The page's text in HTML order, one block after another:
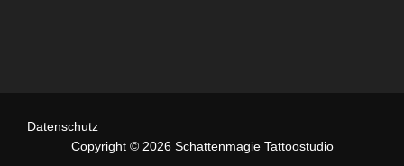
Datenschutz
Copyright © 2026 Schattenmagie Tattoostudio